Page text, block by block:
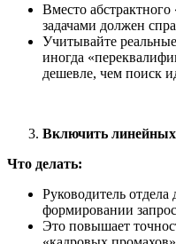
Вместо
задачами должен
Учитывайте
иногда
дешевле, чем поиск
Включить линейных
Что делать:
Руководитель отдела
формировании
Это повышает